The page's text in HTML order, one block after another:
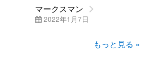
マークスマン
2022年1月7日
もっと見る »